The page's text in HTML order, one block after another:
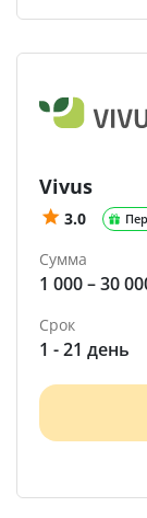
Vivus
3.0
Сумма
1 000 – 30
Срок
1 - 21 день